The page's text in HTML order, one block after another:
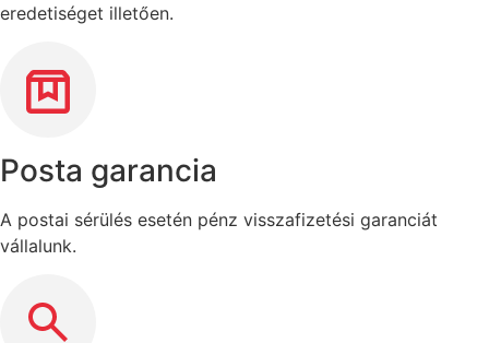
eredetiséget illetően.
Posta garancia
A postai sérülés esetén pénz visszafizetési garanciát
vállalunk.